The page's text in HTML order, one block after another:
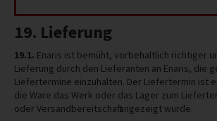
19. Lieferung
19.1. Enaris ist bemüht, vorbehaltlich richtiger
Lieferung durch den Lieferanten an Enaris, die
Liefertermine einzuhalten. Der Liefertermin ist
die Ware das Werk oder das Lager zum
oder Versandbereitschaft angezeigt wurde.